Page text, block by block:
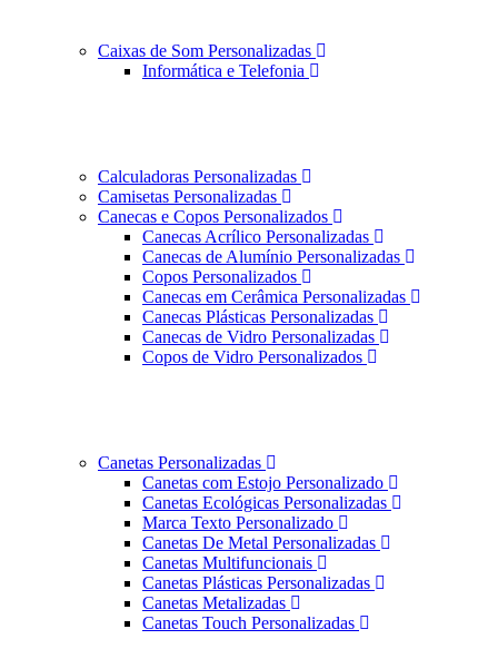
Caixas de Som Personalizadas
Informática e Telefonia
Calculadoras Personalizadas
Camisetas Personalizadas
Canecas e Copos Personalizados
Canecas Acrílico Personalizadas
Canecas de Alumínio Personalizadas
Copos Personalizados
Canecas em Cerâmica Personalizadas
Canecas Plásticas Personalizadas
Canecas de Vidro Personalizadas
Copos de Vidro Personalizados
Canetas Personalizadas
Canetas com Estojo Personalizado
Canetas Ecológicas Personalizadas
Marca Texto Personalizado
Canetas De Metal Personalizadas
Canetas Multifuncionais
Canetas Plásticas Personalizadas
Canetas Metalizadas
Canetas Touch Personalizadas